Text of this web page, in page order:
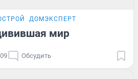
ДОМЭКСПЕРТ
мир
Обсудить